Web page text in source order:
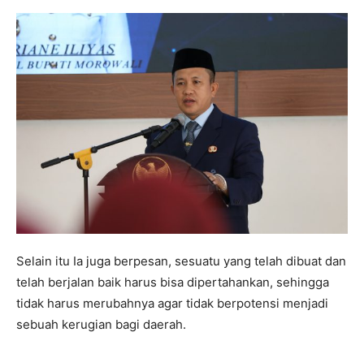
Selain itu Ia juga berpesan, sesuatu yang telah dibuat dan
telah berjalan baik harus bisa dipertahankan, sehingga
tidak harus merubahnya agar tidak berpotensi menjadi
sebuah kerugian bagi daerah.